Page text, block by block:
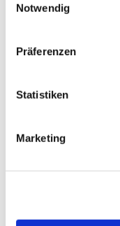
Notwendig
Präferenzen
Statistiken
Marketing